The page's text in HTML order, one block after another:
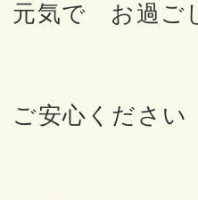
元気で お過ご
ご安心ください